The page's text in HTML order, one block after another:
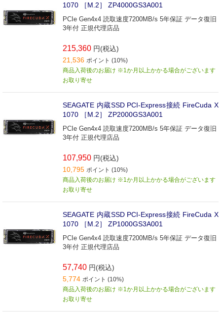
1070 ［M.2］ ZP4000GS3A001
PCIe Gen4x4 読取速度7200MB/s 5年保証 データ復旧
3年付 正規代理店品
215,360 円(税込)
21,536 ポイント (10%)
商品入荷後のお届け ※1か月以上かかる場合がございます
お取り寄せ
SEAGATE 内蔵SSD PCI-Express接続 FireCuda X
1070 ［M.2］ ZP2000GS3A001
PCIe Gen4x4 読取速度7200MB/s 5年保証 データ復旧
3年付 正規代理店品
107,950 円(税込)
10,795 ポイント (10%)
商品入荷後のお届け ※1か月以上かかる場合がございます
お取り寄せ
SEAGATE 内蔵SSD PCI-Express接続 FireCuda X
1070 ［M.2］ ZP1000GS3A001
PCIe Gen4x4 読取速度7200MB/s 5年保証 データ復旧
3年付 正規代理店品
57,740 円(税込)
5,774 ポイント (10%)
商品入荷後のお届け ※1か月以上かかる場合がございます
お取り寄せ